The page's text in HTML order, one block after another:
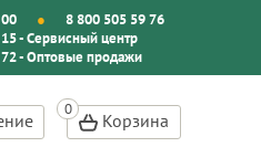
8 800 505 59 76
- Сервисный центр
- Оптовые продажи
Корзина